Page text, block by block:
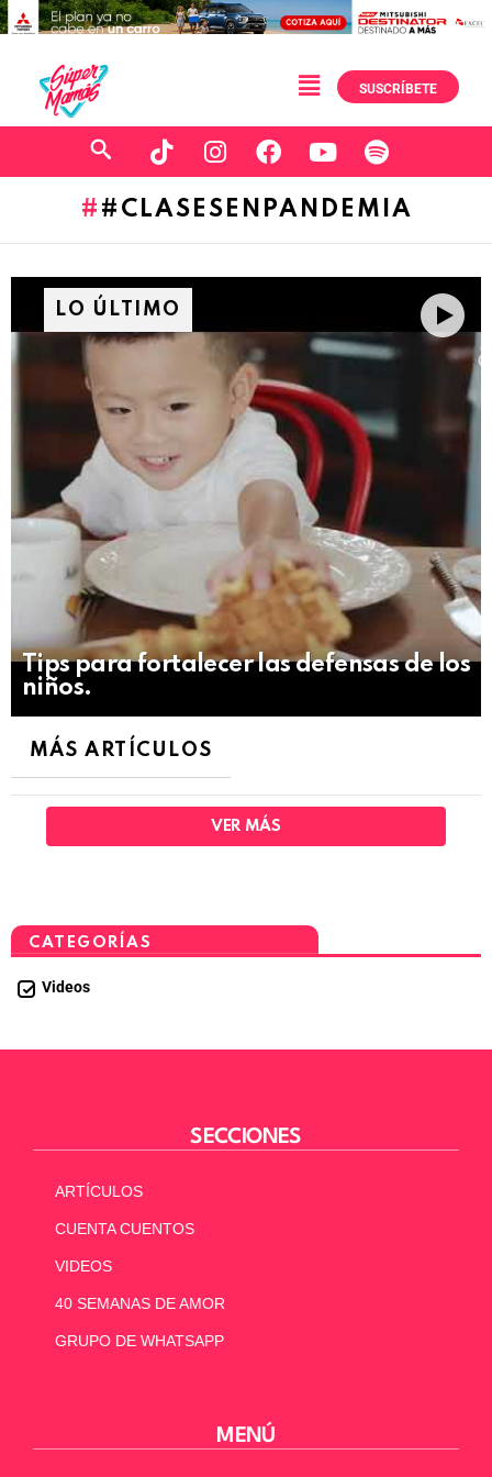
SUSCRÍBETE
#CLASESENPANDEMIA
LO ÚLTIMO
Tips para fortalecer las defensas de los
niños.
MÁS ARTÍCULOS
VER MÁS
CATEGORÍAS
Videos
SECCIONES
ARTÍCULOS
CUENTA CUENTOS
VIDEOS
40 SEMANAS DE AMOR
GRUPO DE WHATSAPP
MENÚ